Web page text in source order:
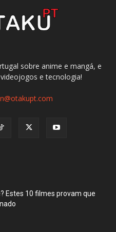
sobre anime e mangá, e
e tecnologia!
Estes 10 filmes provam que